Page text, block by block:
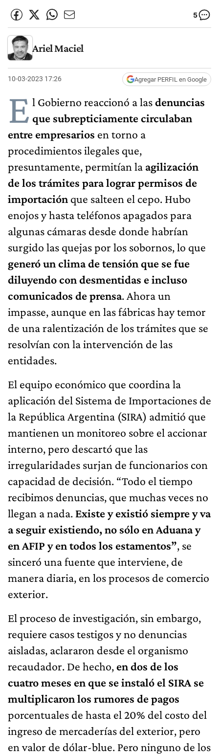
5
Ariel Maciel
10-03-2023 17:26 Agregar PERFIL en Google
E l Gobierno reaccionó a lasdenuncias
que subrepticiamente circulaban
entre empresarios en torno a
procedimientos ilegales que,
presuntamente, permitían la agilización
de los trámites para lograr permisos de
importación que salteen el cepo. Hubo
enojos y hasta teléfonos apagados para
algunas cámaras desde donde habrían
surgido las quejas por los sobornos, lo que
generó un clima de tensión que se fue
diluyendo con desmentidas e incluso
comunicados de prensa. Ahora un
impasse, aunque en las fábricas hay temor
de una ralentización de los trámites que se
resolvían con la intervención de las
entidades.
El equipo económico que coordina la
aplicación del Sistema de Importaciones de
la República Argentina (SIRA) admitió que
mantienen un monitoreo sobre el accionar
interno, pero descartó que las
irregularidades surjan de funcionarios con
capacidad de decisión. “Todo el tiempo
recibimos denuncias, que muchas veces no
llegan a nada. Existe y existió siempre y va
a seguir existiendo, no sólo en Aduana y
en AFIP y en todos los estamentos”, se
sinceró una fuente que interviene, de
manera diaria, en los procesos de comercio
exterior.
El proceso de investigación, sin embargo,
requiere casos testigos y no denuncias
aisladas, aclararon desde el organismo
recaudador. De hecho, en dos de los
cuatro meses en que se instaló el SIRA se
multiplicaron los rumores de pagos
porcentuales de hasta el 20% del costo del
ingreso de mercaderías del exterior, pero
en valor de dólar-blue. Pero ninguno de los